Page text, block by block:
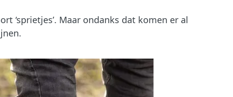
‘sprietjes’. Maar ondanks dat komen er al